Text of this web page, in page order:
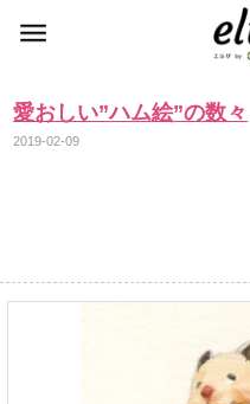
愛おしい”ハム絵”の数々
2019-02-09